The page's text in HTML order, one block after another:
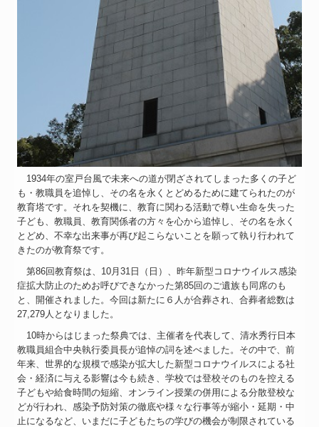
1934年の室戸台風で未来への道が閉ざされてしまった多くの子ど
も・教職員を追悼し、その名を永くとどめるために建てられたのが
教育塔です。それを契機に、教育に関わる活動で尊い生命を失った
子ども、教職員、教育関係者の方々を心から追悼し、その名を永く
とどめ、不幸な出来事が再び起こらないことを願って執り行われて
きたのが教育祭です。
第86回教育祭は、10月31日（日）、昨年新型コロナウイルス感染
症拡大防止のためお呼びできなかった第85回のご遺族も同席のも
と、開催されました。今回は新たに６人が合葬され、合葬者総数は
27,279人となりました。
10時からはじまった祭典では、主催者を代表して、清水秀行日本
教職員組合中央執行委員長が追悼の詞を述べました。その中で、前
年来、世界的な規模で感染が拡大した新型コロナウイルスによる社
会・経済に与える影響は今も続き、学校では登校そのものを控える
子どもや給食時間の短縮、オンライン授業の併用による分散登校な
どが行われ、感染予防対策の徹底や様々な行事等が縮小・延期・中
止になるなど、いまだに子どもたちの学びの機会が制限されている